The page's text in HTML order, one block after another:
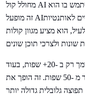
מחולל קול AI חינמי נוסף שתוכלו לשקול להשתמש בו הוא Murf.AI. כלי
זה מופעל AIאך משתמש בקולותיהם של אנשים אמיתיים לאותנטיות
הוא מציע מגוון קולות
עם זאת, הוא תומך רק ב -20+ שפות, בעוד Speaktor יכול לתרגם את
הקריינות שלך ליותר מ -50 שפות. זה הופך את Speaktor לבחירה